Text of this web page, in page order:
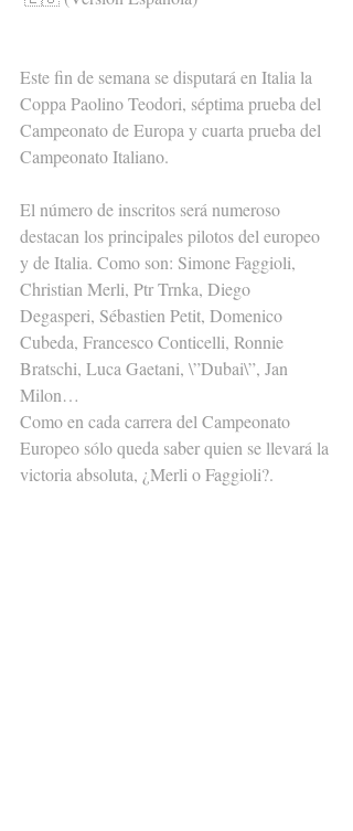
Este fin de semana se disputará en Italia la
Coppa Paolino Teodori, séptima prueba del
Campeonato de Europa y cuarta prueba del
Campeonato Italiano.
El número de inscritos será numeroso
destacan los principales pilotos del europeo
y de Italia. Como son: Simone Faggioli,
Christian Merli, Ptr Trnka, Diego
Degasperi, Sébastien Petit, Domenico
Cubeda, Francesco Conticelli, Ronnie
Bratschi, Luca Gaetani, \”Dubai\”, Jan
Milon…
Como en cada carrera del Campeonato
Europeo sólo queda saber quien se llevará la
victoria absoluta, ¿Merli o Faggioli?.